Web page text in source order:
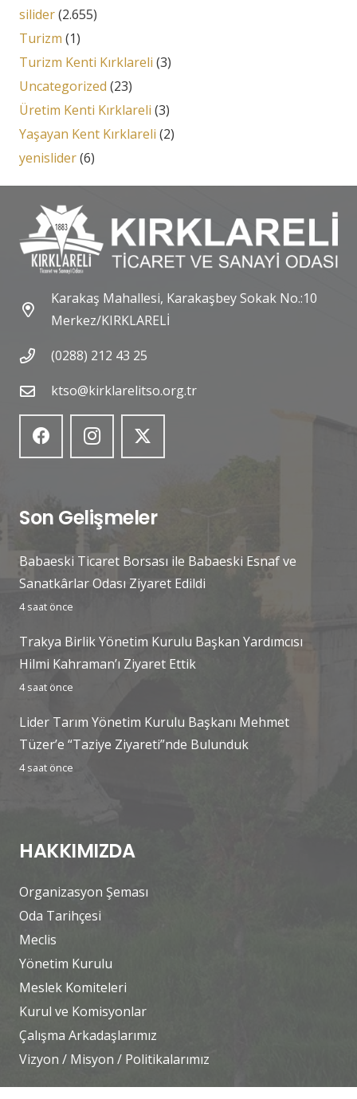
silider(2.655)
Turizm (1)
Turizm Kenti Kırklareli (3)
Uncategorized (23)
Üretim Kenti Kırklareli (3)
Yaşayan Kent Kırklareli (2)
yenislider(6)
Karakaş Mahallesi, Karakaşbey Sokak No.:10
Merkez/KIRKLARELİ
(0288) 212 43 25
ktso@kirklarelitso.org.tr
Son Gelişmeler
Babaeski Ticaret Borsası ile Babaeski Esnaf ve
Sanatkârlar Odası Ziyaret Edildi
4 saat önce
Trakya Birlik Yönetim Kurulu Başkan Yardımcısı
Hilmi Kahraman’ı Ziyaret Ettik
4 saat önce
Lider Tarım Yönetim Kurulu Başkanı Mehmet
Tüzer’e “Taziye Ziyareti”nde Bulunduk
4 saat önce
HAKKIMIZDA
Organizasyon Şeması
Oda Tarihçesi
Meclis
Yönetim Kurulu
Meslek Komiteleri
Kurul ve Komisyonlar
Çalışma Arkadaşlarımız
Vizyon / Misyon / Politikalarımız